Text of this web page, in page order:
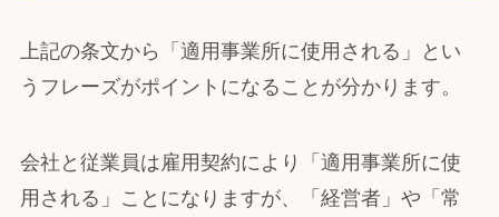
上記の条文から「適用事業所に使用される」とい
うフレーズがポイントになることが分かります。
会社と従業員は雇用契約により「適用事業所に使
用される」ことになりますが、「経営者」や「常